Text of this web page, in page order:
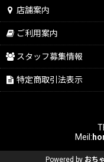
店舗案内
ご利用案内
スタッフ募集情報
特定商取引法表示
Meil:
Powered by おち